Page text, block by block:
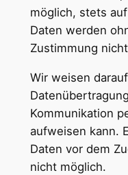
möglich, stets
Daten werden
Zustimmung
Wir weisen
Kommunikation
aufweisen kann.
Daten vor dem
nicht möglich.